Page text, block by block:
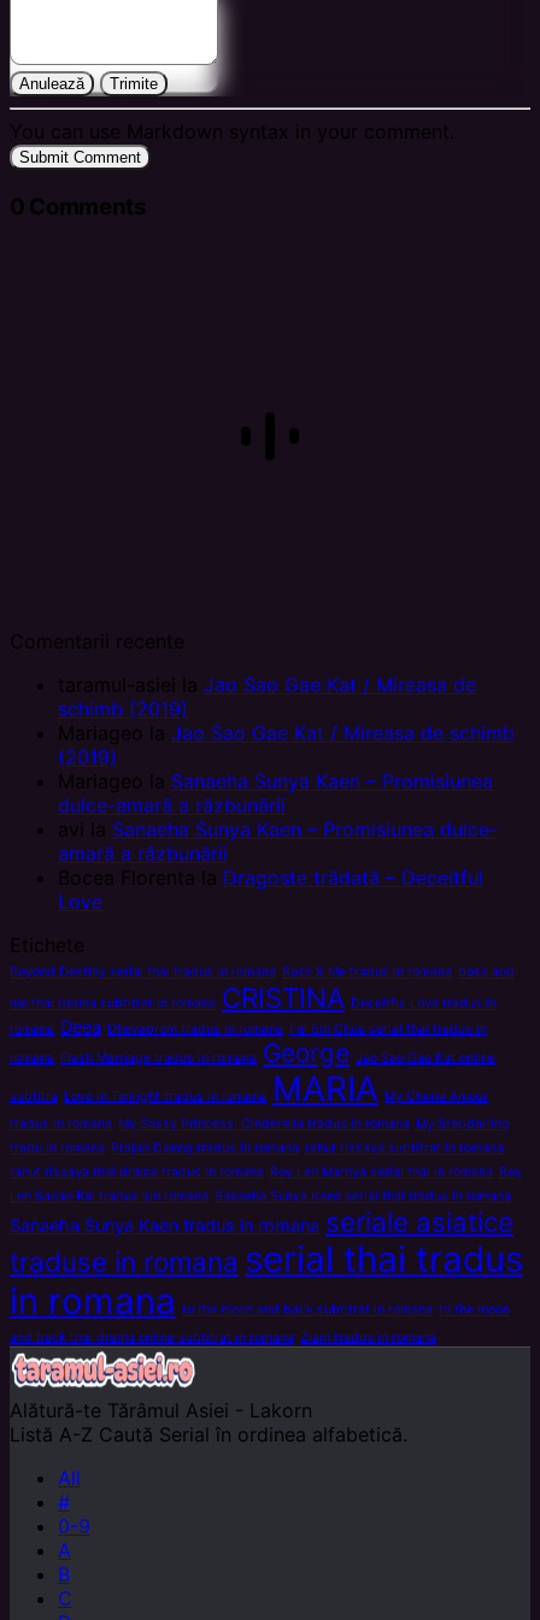
Anulează Trimite
You can use Markdown syntax in your comment.
Submit Comment
0 Comments
Comentarii recente
taramul-asiei
la Jao Sao Gae Kat / Mireasa de
schimb (2019)
Mariageo la Jao Sao Gae Kat / Mireasa de schimb
(2019)
Mariageo la Sanaeha Sunya Kaen – Promisiunea
dulce-amară a răzbunării
avi
la Sanaeha Sunya Kaen – Promisiunea dulce-
amară a răzbunării
Bocea Florenta la Dragoste trădată – Deceitful
Love
Etichete
Beyond Destiny serial thai tradus in romana Boss & Me tradus in romana boss and
me thai drama subtitrat in romana CRISTINA Deceitful Love tradus in
romana Deea Dhevaprom tradus in romana Fai Sin Chua serial thai tradus in
romana Flash Marriage tradus in romana George Jao Sao Gae Kat online
subtitra Love in Twilight tradus in romana MARIA My Cherie Amour
tradus in romana My Sassy Princess: Cinderella tradus in romana My Stepdarling
tradu in romana Prajan Daeng tradus in romana rahut rissaya subtitrat in romana
rahut rissaya thai drama tradus in romana Roy Leh Marnya serial thai in romana Roy
Leh Sanae Rai tradus sin romana Sanaeha Sunya Kaen serial thai tradus in romana
Sanaeha Sunya Kaen tradus in romana seriale asiatice
traduse in romana serial thai tradus
in romana to the moon and back subtitrat in romana to the moon
and back thai drama online subtitrat in romana Ziam tradus in romana
Alătură-te Tărâmul Asiei - Lakorn
Listă A-Z Caută Serial în ordinea alfabetică.
All
#
0-9
A
B
C